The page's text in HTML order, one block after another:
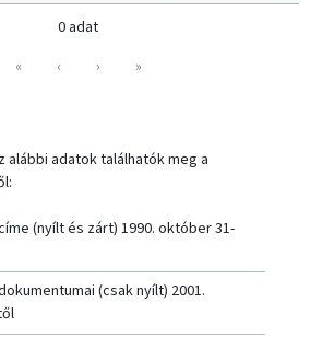
0 adat
«
‹ › »
alábbi adatok találhatók meg a
(nyílt és zárt) 1990. október 31-
(csak nyílt) 2001.